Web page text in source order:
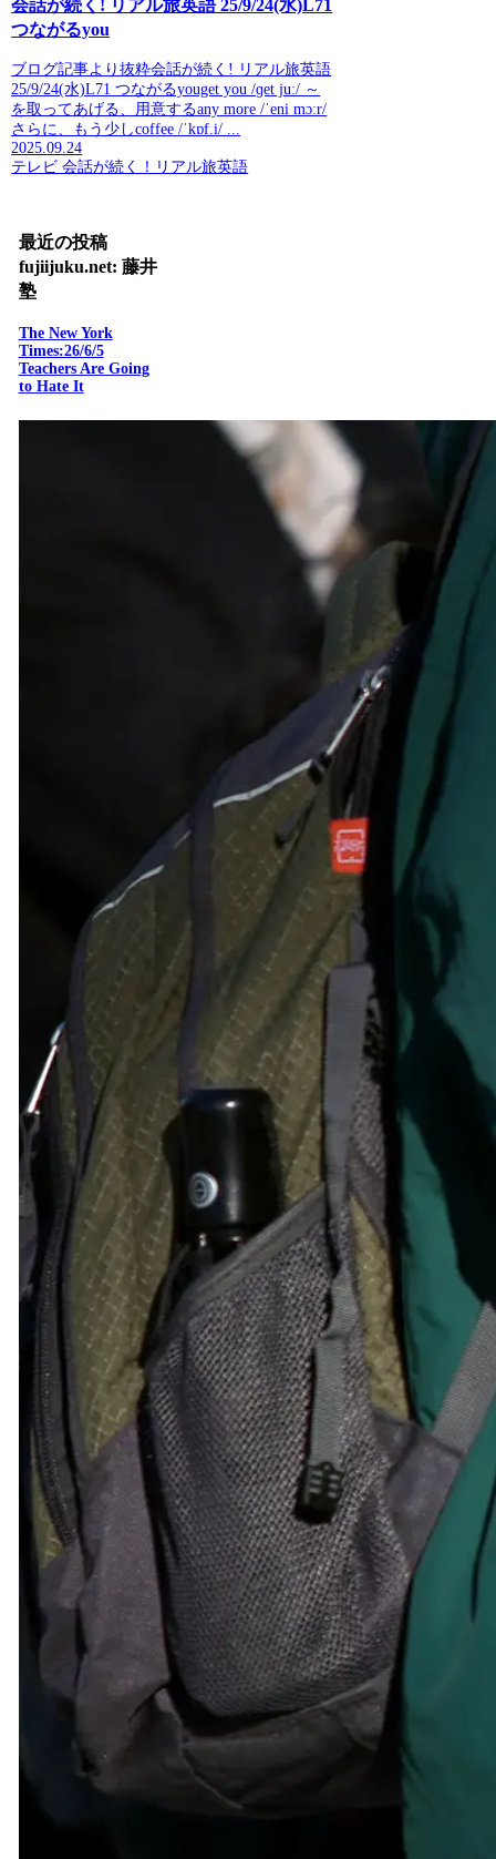
会話が続く! リアル旅英語 25/9/24(水)L71
つながるyou
ブログ記事より抜粋会話が続く! リアル旅英語
25/9/24(水)L71 つながるyouget you /ɡet juː/ ～
を取ってあげる、用意するany more /ˈeni mɔːr/
さらに、もう少しcoffee /ˈkɒf.i/ ...
2025.09.24
テレビ 会話が続く！リアル旅英語
最近の投稿
fujiijuku.net: 藤井
塾
The New York
Times:26/6/5
Teachers Are Going
to Hate It